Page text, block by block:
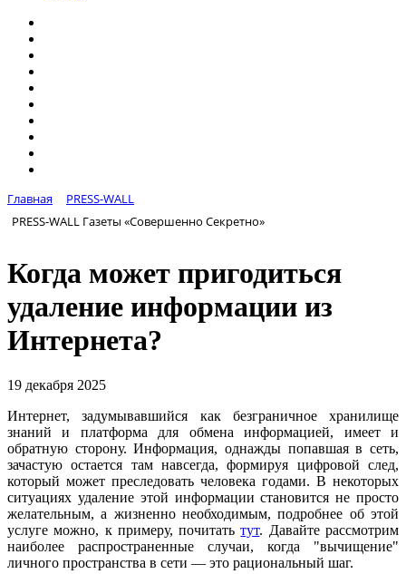
Главная
PRESS-WALL
PRESS-WALL Газеты «Совершенно Секретно»
Когда может пригодиться
удаление информации из
Интернета?
19 декабря 2025
Интернет, задумывавшийся как безграничное хранилище
знаний и платформа для обмена информацией, имеет и
обратную сторону. Информация, однажды попавшая в сеть,
зачастую остается там навсегда, формируя цифровой след,
который может преследовать человека годами. В некоторых
ситуациях удаление этой информации становится не просто
желательным, а жизненно необходимым, подробнее об этой
услуге можно, к примеру, почитатьтут. Давайте рассмотрим
наиболее распространенные случаи, когда "вычищение"
личного пространства в сети — это рациональный шаг.